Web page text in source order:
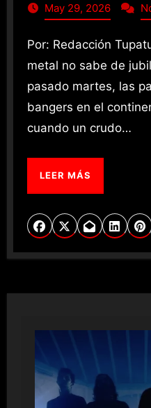
May 29, 2026
Por: Redacción Tupatupa Comunicaciones El
metal no sabe de
pasado martes, las
bangers en el
cuando un crudo…
LEER MÁS